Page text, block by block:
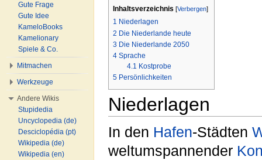
Inhaltsverzeichnis [Verbergen]
1 Niederlagen
2 Die Niederlande heute
3 Die Niederlande 2050
4 Sprache
4.1 Kostprobe
5 Persönlichkeiten
Niederlagen
In den Hafen-Städten
weltumspannender
Gute Frage
Gute Idee
KameloBooks
Kamelionary
Spiele & Co.
Mitmachen
Werkzeuge
Andere Wikis
Stupidedia
Uncyclopedia (de)
Desciclopédia (pt)
Wikipedia (de)
Wikipedia (en)